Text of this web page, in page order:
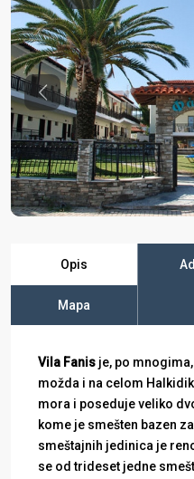
Previous
Opis
Mapa
Vila Fanis je, po
možda i na celom
mora i poseduje veliko
kome je smešten bazen
smeštajnih jedinica je
se od trideset jedne